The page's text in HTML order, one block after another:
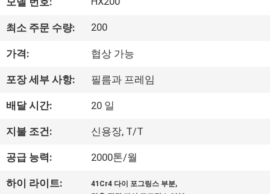
우
리
에
대
하
여
최소 주문 수량: 200
가격: 협상 가능
포장 세부 사항: 필름과 프레임
배달 시간: 20 일
지불 조건: 신용장, T/T
공급 능력: 2000톤/월
하이 라이트: 41Cr4 다이 포그링스 부분,